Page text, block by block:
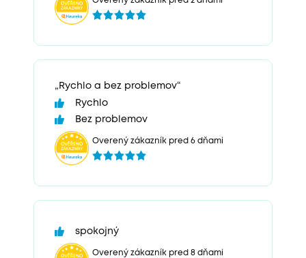
„Rychlo a bez problemov“
Rychlo
Bez problemov
Overený zákazník pred 6 dňami
spokojný
Overený zákazník pred 8 dňami